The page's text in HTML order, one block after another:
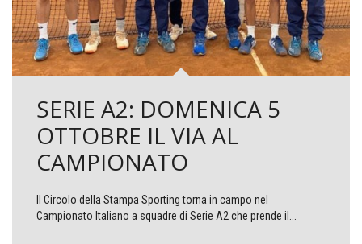
SERIE A2: DOMENICA 5
OTTOBRE IL VIA AL
CAMPIONATO
Il Circolo della Stampa Sporting torna in campo nel
Campionato Italiano a squadre di Serie A2 che prende il...